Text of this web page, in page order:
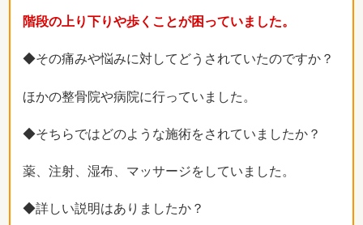
階段の上り下りや歩くことが困っていました。
◆その痛みや悩みに対してどうされていたのですか？
ほかの整骨院や病院に行っていました。
◆そちらではどのような施術をされていましたか？
薬、注射、湿布、マッサージをしていました。
◆詳しい説明はありましたか？